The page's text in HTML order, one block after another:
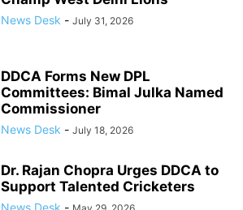
News Desk - July 31, 2026
DDCA Forms New DPL
Committees: Bimal Julka Named
Commissioner
News Desk - July 18, 2026
Dr. Rajan Chopra Urges DDCA to
Support Talented Cricketers